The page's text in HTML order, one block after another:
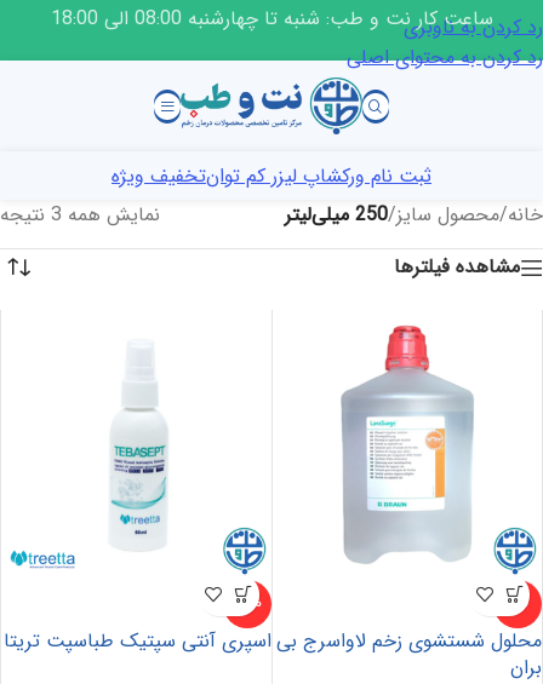
رد کردن به ناوبری
رد کردن به محتوای اصلی
ساعت کار نت و طب: شنبه تا چهارشنبه 08:00 الی 18:00
ثبت نام ورکشاپ لیزر کم توانتخفیف ویژه
خانه/محصول سایز/250 میلی‌لیتر
نمایش همه 3 نتیجه
مشاهده فیلترها
-5%
محلول شستشوی زخم لاواسرج بی
بران
-42%
اسپری آنتی سپتیک طباسپت تریتا